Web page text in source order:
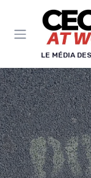
LE MÉDIA
Panneau de